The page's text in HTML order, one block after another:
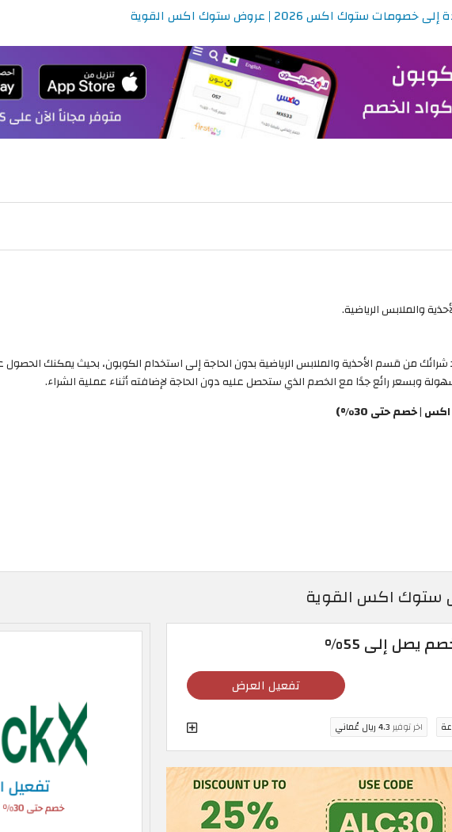
خصومات ستوك اكس 2026 | عروض ستوك اكس القوية
ستوك اكس، احصل على خصم يصل إلى 30% عند شرائك من قسم الأحذية والملابس الرياضية بدون الحاجة إلى استخدام الكوبون، بحيث
وبسعر رائع جدًا مع الخصم الذي ستحصل عليه دون الحاجة لإضافته أثناء عملية الشراء.
| خصم حتى 30%)
إلى 55%
تفعيل العرض
اخر توفير4.3 ريال عُماني